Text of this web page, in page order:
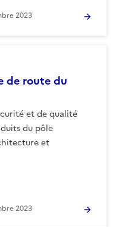
2023
de route du
et de qualité
du pôle
et
2023